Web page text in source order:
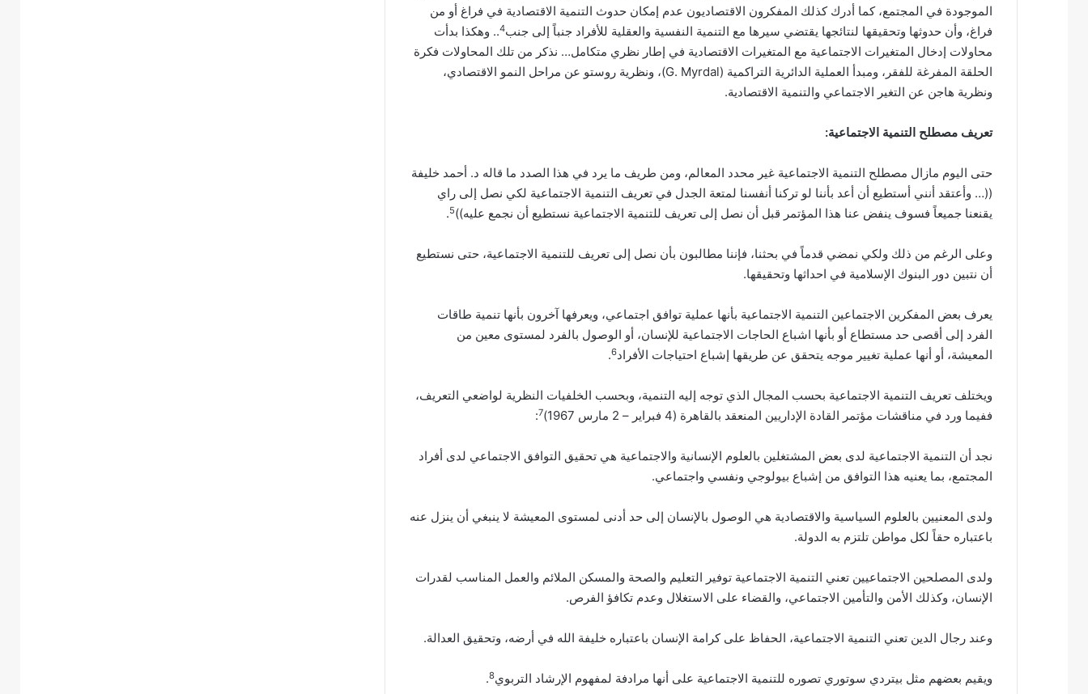
الموجودة في المجتمع، كما أدرك كذلك المفكرون الاقتصاديون عدم إمكان حدوث التنمية الاقتصادية في فراغ أو من
فراغ، وأن حدوثها وتحقيقها لنتائجها يقتضي سيرها مع التنمية النفسية والعقلية للأفراد جنباً إلى جنب4.. وهكذا بدأت
محاولات إدخال المتغيرات الاجتماعية مع المتغيرات الاقتصادية في إطار نظري متكامل… نذكر من تلك المحاولات فكرة
الحلقة المفرغة للفقر، ومبدأ العملية الدائرية التراكمية (G. Myrdal)، ونظرية روستو عن مراحل النمو الاقتصادي،
ونظرية هاجن عن التغير الاجتماعي والتنمية الاقتصادية.
تعريف مصطلح التنمية الاجتماعية:
حتى اليوم مازال مصطلح التنمية الاجتماعية غير محدد المعالم، ومن طريف ما يرد في هذا الصدد ما قاله د. أحمد خليفة
((… وأعتقد أنني أستطيع أن أعد بأننا لو تركنا أنفسنا لمتعة الجدل في تعريف التنمية الاجتماعية لكي نصل إلى راي
يقنعنا جميعاً فسوف ينفض عنا هذا المؤتمر قبل أن نصل إلى تعريف للتنمية الاجتماعية نستطيع أن نجمع عليه))5
.
وعلى الرغم من ذلك ولكي نمضي قدماً في بحثنا، فإننا مطالبون بأن نصل إلى تعريف للتنمية الاجتماعية، حتى نستطيع
أن نتبين دور البنوك الإسلامية في احداثها وتحقيقها.
يعرف بعض المفكرين الاجتماعين التنمية الاجتماعية بأنها عملية توافق اجتماعي، ويعرفها آخرون بأنها تنمية طاقات
الفرد إلى أقصى حد مستطاع أو بأنها اشباع الحاجات الاجتماعية للإنسان، أو الوصول بالفرد لمستوى معين من
المعيشة، أو أنها عملية تغيير موجه يتحقق عن طريقها إشباع احتياجات الأفراد6
.
ويختلف تعريف التنمية الاجتماعية بحسب المجال الذي توجه إليه التنمية، وبحسب الخلفيات النظرية لواضعي التعريف،
ففيما ورد في مناقشات مؤتمر القادة الإداريين المنعقد بالقاهرة (4 فبراير – 2 مارس 1967)
7
:
نجد أن التنمية الاجتماعية لدى بعض المشتغلين بالعلوم الإنسانية والاجتماعية هي تحقيق التوافق الاجتماعي لدى أفراد
المجتمع، بما يعنيه هذا التوافق من إشباع بيولوجي ونفسي واجتماعي.
ولدى المعنيين بالعلوم السياسية والاقتصادية هي الوصول بالإنسان إلى حد أدنى لمستوى المعيشة لا ينبغي أن ينزل عنه
باعتباره حقاً لكل مواطن تلتزم به الدولة.
ولدى المصلحين الاجتماعيين تعني التنمية الاجتماعية توفير التعليم والصحة والمسكن الملائم والعمل المناسب لقدرات
الإنسان، وكذلك الأمن والتأمين الاجتماعي، والقضاء على الاستغلال وعدم تكافؤ الفرص.
وعند رجال الدين تعني التنمية الاجتماعية، الحفاظ على كرامة الإنسان باعتباره خليفة الله في أرضه، وتحقيق العدالة.
ويقيم بعضهم مثل بيتردي سوتوري تصوره للتنمية الاجتماعية على أنها مرادفة لمفهوم الإرشاد التربوي8
.